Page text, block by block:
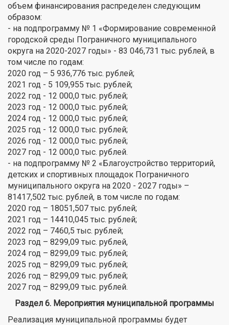
объем финансирования распределен следующим
образом:
- на подпрограмму № 1 «Формирование современной
городской среды Пограничного муниципального
округа на 2020-2027 годы» - 83 046,731 тыс. рублей, в
том числе по годам:
2020 год – 5 936,776 тыс. рублей;
2021 год - 5 109,955 тыс. рублей;
2022 год - 12 000,0 тыс. рублей;
2023 год - 12 000,0 тыс. рублей;
2024 год - 12 000,0 тыс. рублей;
2025 год - 12 000,0 тыс. рублей;
2026 год - 12 000,0 тыс. рублей;
2027 год - 12 000,0 тыс. рублей.
- на подпрограмму № 2 «Благоустройство территорий,
детских и спортивных площадок Пограничного
муниципального округа на 2020 - 2027 годы» –
81417,502 тыс. рублей, в том числе по годам:
2020 год – 18051,507 тыс. рублей;
2021 год – 14410,045 тыс. рублей;
2022 год – 7460,5 тыс. рублей;
2023 год – 8299,09 тыс. рублей,
2024 год – 8299,09 тыс. рублей;
2025 год – 8299,09 тыс. рублей;
2026 год – 8299,09 тыс. рублей;
2027 год – 8299,09 тыс. рублей.
Раздел 6. Мероприятия муниципальной программы
Реализация муниципальной программы будет